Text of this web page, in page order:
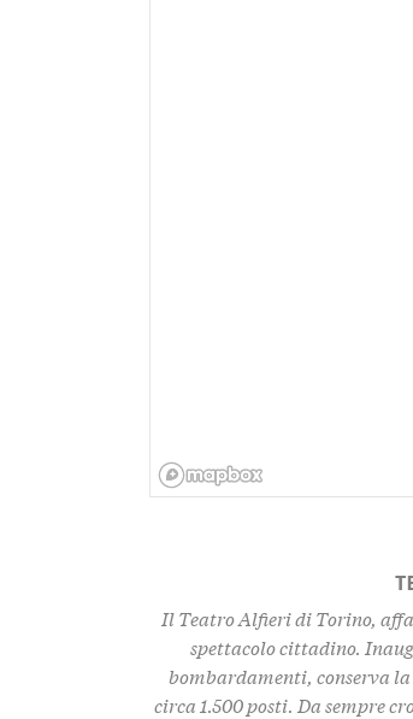
Il Teatro Alfieri di Torino,
spettacolo cittadino.
bombardamenti, conserva la
circa 1.500 posti. Da sempre